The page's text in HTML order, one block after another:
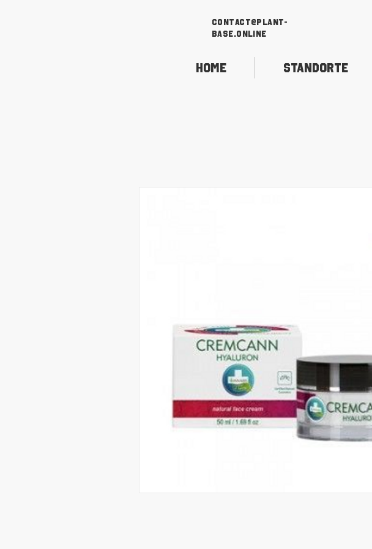
contact@plant-
base.online
Home Standorte